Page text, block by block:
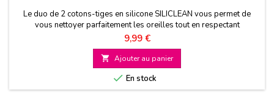
Le duo de 2 cotons-tiges en silicone SILICLEAN vous permet de
vous nettoyer parfaitement les oreilles tout en respectant
l'environnement car ils sont réutilisables à l’infini
Prix
9,99 €
 Ajouter au panier
 En stock